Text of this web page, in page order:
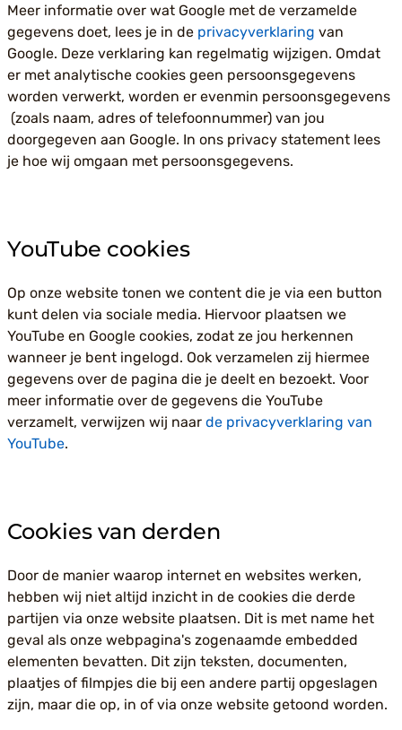
Meer informatie over wat Google met de verzamelde
gegevens doet, lees je in de privacyverklaring van
Google. Deze verklaring kan regelmatig wijzigen. Omdat
er met analytische cookies geen persoonsgegevens
worden verwerkt, worden er evenmin persoonsgegevens
(zoals naam, adres of telefoonnummer) van jou
doorgegeven aan Google. In ons privacy statement lees
je hoe wij omgaan met persoonsgegevens.
YouTube cookies
Op onze website tonen we content die je via een button
kunt delen via sociale media. Hiervoor plaatsen we
YouTube en Google cookies, zodat ze jou herkennen
wanneer je bent ingelogd. Ook verzamelen zij hiermee
gegevens over de pagina die je deelt en bezoekt. Voor
meer informatie over de gegevens die YouTube
verzamelt, verwijzen wij naar de privacyverklaring van
YouTube.
Cookies van derden
Door de manier waarop internet en websites werken,
hebben wij niet altijd inzicht in de cookies die derde
partijen via onze website plaatsen. Dit is met name het
geval als onze webpagina's zogenaamde embedded
elementen bevatten. Dit zijn teksten, documenten,
plaatjes of filmpjes die bij een andere partij opgeslagen
zijn, maar die op, in of via onze website getoond worden.